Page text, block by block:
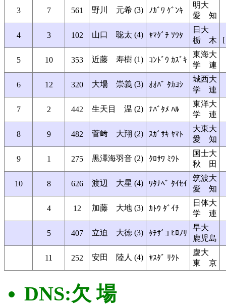
3 7 561 野川 元希 (3) ﾉｶﾞﾜ ｹﾞﾝｷ
明大
愛 知
4 3 102 山口 聡太 (4) ﾔﾏｸﾞﾁ ｿｳﾀ
日大
栃 木
5 10 353 近藤 寿樹 (1) ｺﾝﾄﾞｳ ｶｽﾞｷ
東海大
学 連
6 12 320 大場 崇義 (3) ｵｵﾊﾞ ﾀｶﾖｼ
城西大
学 連
7 2 442 生天目 温 (2) ﾅﾊﾞﾀﾒ ﾊﾙ
東洋大
学 連
8 9 482 菅﨑 大翔 (2) ｽｶﾞｻｷ ﾔﾏﾄ
大東大
愛 知
9 1 275 黒澤海羽音 (2) ｸﾛｻﾜ ﾐｳﾄ
国士大
秋 田
10 8 626 渡辺 大星 (4) ﾜﾀﾅﾍﾞ ﾀｲｾｲ
筑波大
愛 知
4 12 加藤 大地 (3) ｶﾄｳ ﾀﾞｲﾁ
日体大
学 連
5 407 立迫 大徳 (3) ﾀﾁｻﾞｺ ﾋﾛﾉﾘ
早大
鹿児島
11 252 安田 陸人 (4) ﾔｽﾀﾞ ﾘｸﾄ
慶大
東 京
DNS:欠 場